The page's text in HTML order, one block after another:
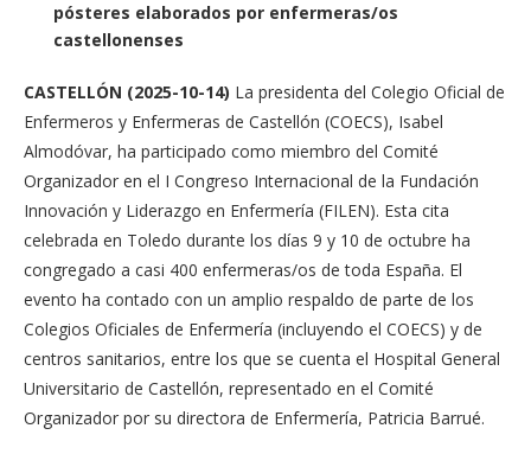
pósteres elaborados por enfermeras/os
castellonenses
CASTELLÓN (2025-10-14) La presidenta del Colegio Oficial de
Enfermeros y Enfermeras de Castellón (COECS), Isabel
Almodóvar, ha participado como miembro del Comité
Organizador en el I Congreso Internacional de la Fundación
Innovación y Liderazgo en Enfermería (FILEN). Esta cita
celebrada en Toledo durante los días 9 y 10 de octubre ha
congregado a casi 400 enfermeras/os de toda España. El
evento ha contado con un amplio respaldo de parte de los
Colegios Oficiales de Enfermería (incluyendo el COECS) y de
centros sanitarios, entre los que se cuenta el Hospital General
Universitario de Castellón, representado en el Comité
Organizador por su directora de Enfermería, Patricia Barrué.